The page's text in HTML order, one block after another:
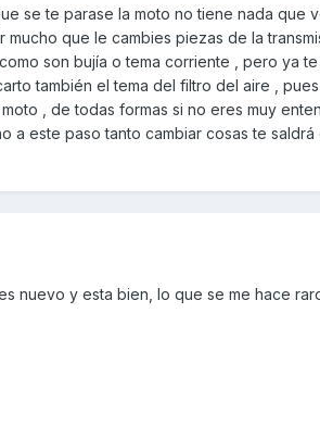
se te parase la moto no tiene nada que
que le cambies piezas de la
son bujía o tema corriente , pero ya
también el tema del filtro del aire ,
, de todas formas si no eres muy
este paso tanto cambiar cosas te saldrá
nuevo y esta bien, lo que se me hace